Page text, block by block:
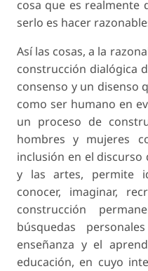
cosa que es realmente
serlo es hacer
Así las cosas, a la
construcción dialógica
consenso y un disenso
como ser humano en
un proceso de
hombres y mujeres
inclusión en el discurso
y las artes, permite
conocer, imaginar,
construcción
búsquedas
enseñanza y el
educación, en cuyo